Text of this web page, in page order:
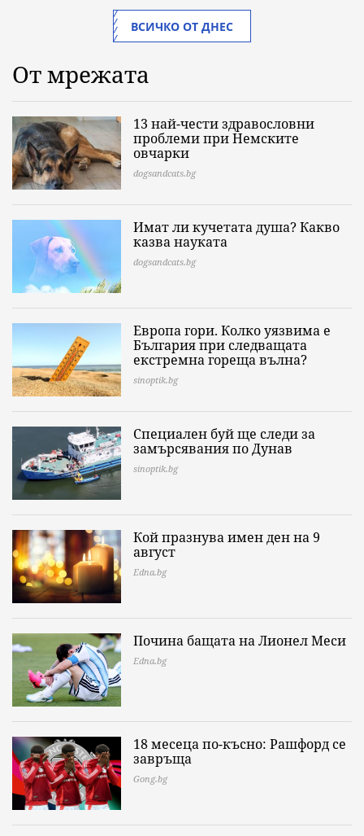
ВСИЧКО ОТ ДНЕС
От мрежата
13 най-чести здравословни
проблеми при Немските
овчарки
dogsandcats.bg
Имат ли кучетата душа? Какво
казва науката
dogsandcats.bg
Европа гори. Колко уязвима е
България при следващата
екстремна гореща вълна?
sinoptik.bg
Специален буй ще следи за
замърсявания по Дунав
sinoptik.bg
Кой празнува имен ден на 9
август
Edna.bg
Почина бащата на Лионел Меси
Edna.bg
18 месеца по-късно: Рашфорд се
завръща
Gong.bg